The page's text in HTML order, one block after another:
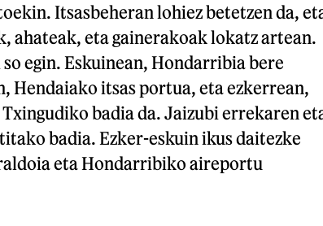
Itsasbeheran lohiez betetzen da,
ahateak, eta gainerakoak lokatz artean.
egin. Eskuinean, Hondarribia bere
Hendaiako itsas portua, eta ezkerrean,
badia da. Jaizubi errekaren
badia. Ezker-eskuin ikus daitezke
eta Hondarribiko aireportu